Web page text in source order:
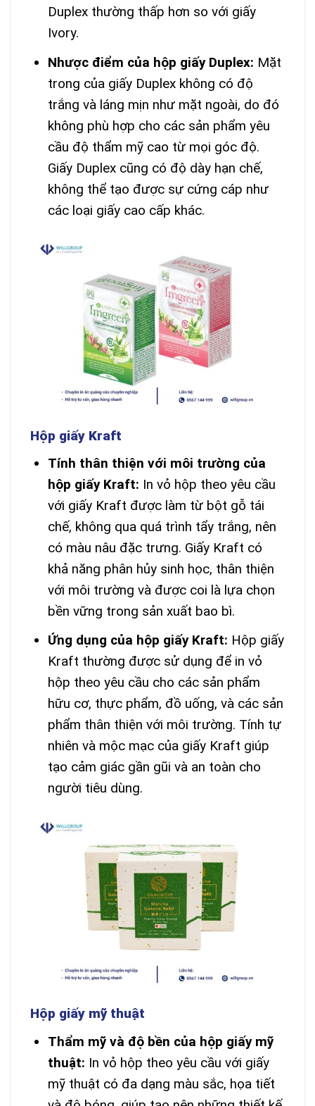
Duplex thường thấp hơn so với giấy
Ivory.
Nhược điểm của hộp giấy Duplex: Mặt
trong của giấy Duplex không có độ
trắng và láng mịn như mặt ngoài, do đó
không phù hợp cho các sản phẩm yêu
cầu độ thẩm mỹ cao từ mọi góc độ.
Giấy Duplex cũng có độ dày hạn chế,
không thể tạo được sự cứng cáp như
các loại giấy cao cấp khác.
Hộp giấy Kraft
Tính thân thiện với môi trường của
hộp giấy Kraft: In vỏ hộp theo yêu cầu
với giấy Kraft được làm từ bột gỗ tái
chế, không qua quá trình tẩy trắng, nên
có màu nâu đặc trưng. Giấy Kraft có
khả năng phân hủy sinh học, thân thiện
với môi trường và được coi là lựa chọn
bền vững trong sản xuất bao bì.
Ứng dụng của hộp giấy Kraft: Hộp giấy
Kraft thường được sử dụng để in vỏ
hộp theo yêu cầu cho các sản phẩm
hữu cơ, thực phẩm, đồ uống, và các sản
phẩm thân thiện với môi trường. Tính tự
nhiên và mộc mạc của giấy Kraft giúp
tạo cảm giác gần gũi và an toàn cho
người tiêu dùng.
Hộp giấy mỹ thuật
Thẩm mỹ và độ bền của hộp giấy mỹ
thuật: In vỏ hộp theo yêu cầu với giấy
mỹ thuật có đa dạng màu sắc, họa tiết